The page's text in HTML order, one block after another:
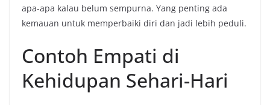
apa-apa kalau belum sempurna. Yang penting ada
kemauan untuk memperbaiki diri dan jadi lebih peduli.
Contoh Empati di
Kehidupan Sehari-Hari